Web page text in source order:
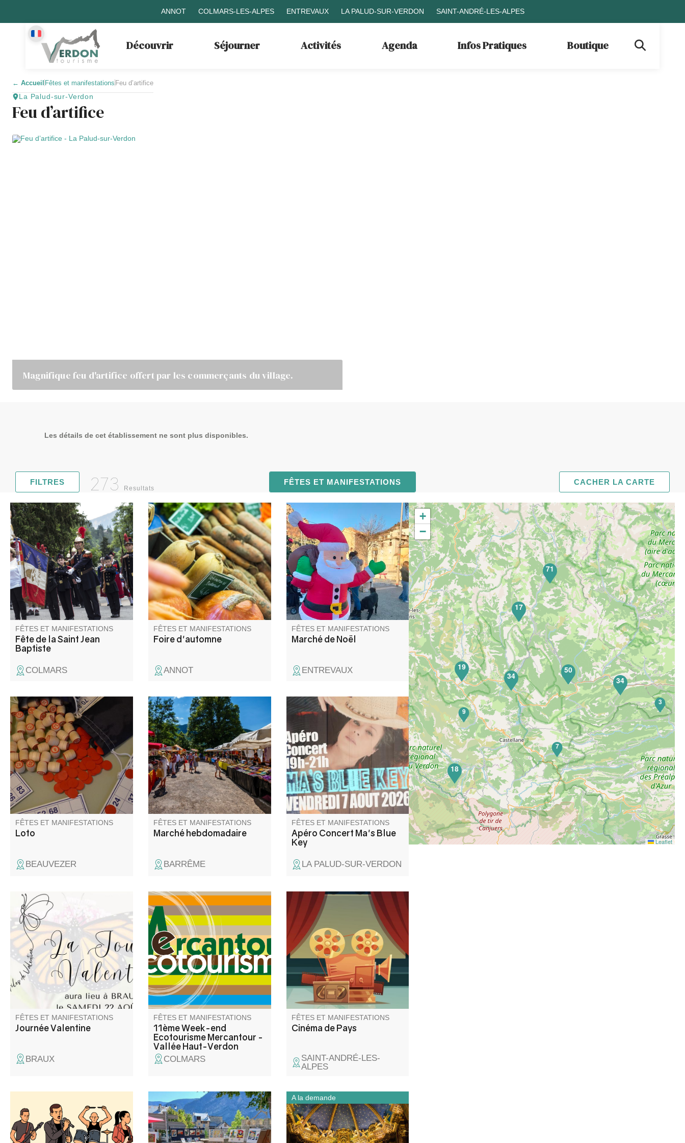
ANNOT COLMARS-LES-ALPES ENTREVAUX LA PALUD-SUR-VERDON SAINT-ANDRÉ-LES-ALPES
Découvrir Séjourner Activités Agenda Infos Pratiques Boutique
← Accueil Fêtes et manifestations Feu d’artifice
La Palud-sur-Verdon
Feu d’artifice
Magnifique feu d'artifice offert par les commerçants du village.
Les détails de cet établissement ne sont plus disponibles.
FILTRES 273 Resultats
FÊTES ET MANIFESTATIONS CACHER LA CARTE
Venez découvrir la St Jean-
Baptiste avec ses parades de
pompiers et cantinières armés
en costume Napoléon III,
aubades, cérémonies, bals
populaires en plein air,
musique en fanfare,
processions.
FÊTES ET MANIFESTATIONS
Fête de la Saint Jean
Baptiste
COLMARS
Les nombreux exposants
proposent tous produits.
FÊTES ET MANIFESTATIONS
Foire d'automne
ANNOT
Venez profiter d'un moment
convivial et festif au marché de
Noël d'Entrevaux. Nombreux
stands
FÊTES ET MANIFESTATIONS
Marché de Noël
ENTREVAUX
Loto organisé par l'association
le Cercle. Venez nombreux
tenter votre chance et passer
un moment convivial.
FÊTES ET MANIFESTATIONS
Loto
BEAUVEZER
Le marché hebdomadaire de
Barrême se déroule le lundi
matin sur la place de l'église
FÊTES ET MANIFESTATIONS
Marché hebdomadaire
BARRÊME
Apéro Concert avec Ma's Blue
Key au Gite L'Arc en Ciel.
FÊTES ET MANIFESTATIONS
Apéro Concert Ma's Blue
Key
LA PALUD-SUR-VERDON
La Journée Valentine est une
journée festive et solidaire pour
les enfants papillon ! Venez
nombreux pour une journée
dédiée à Valentine, petite puce
atteinte d’épidermolyse
bulleuse.
FÊTES ET MANIFESTATIONS
Journée Valentine
BRAUX
Week-end Ecotourisme
Mercantour organisé par
l'association Mercantour
Ecotourisme dans le cadre de
son Festival du Tourisme
Durable du mois de septembre
2026 et avec la collaboration
de ses partenaires .
FÊTES ET MANIFESTATIONS
11ème Week-end
Ecotourisme Mercantour -
Vallée Haut-Verdon
COLMARS
Le Cinéma de Pays vous
propose 2 séances : à 18h30
Walter Lapin et à 21h Chers
Parents
FÊTES ET MANIFESTATIONS
Cinéma de Pays
SAINT-ANDRÉ-LES-
ALPES
Groupe de Rock. Barbecue
géant, pizzas au feu de bois,
tout ce qu'il faut pour passer
Un espace convivial où
plusieurs artistes locaux
dévoilent leurs univers, pour
Partez à la découverte de la
cathédrale Notre-Dame-de-
l’Assomption lors d’une visite
A la demande
18
7
3
9
19
34
50
34
17
71
+
−
Leaflet